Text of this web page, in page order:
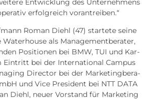
Ent­wick­lung des Unter­neh­mens
erfolg­reich vor­an­trei­ben.“
Roman Diehl (47) star­te­te sei­ne
Water­house als Manage­ment­be­ra­ter,
Posi­tio­nen bei BMW, TUI und Kar­
Ein­tritt bei der Inter­na­tio­nal Cam­pus
Direc­tor bei der Mar­ke­ting­be­ra­
und Vice Pre­si­dent bei NTT DATA
Diehl, neu­er Vor­stand für Mar­ke­ting